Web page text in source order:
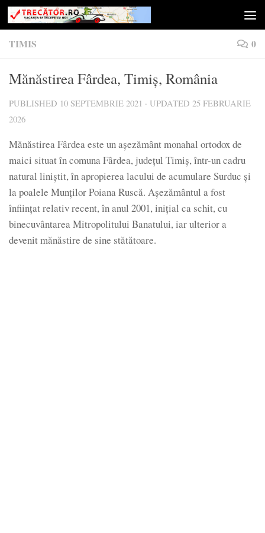
Skip to content
TIMIS 0
Mănăstirea Fârdea, Timiș, România
PUBLISHED 10 SEPTEMBRIE 2021 · UPDATED 25 FEBRUARIE
2026
Mănăstirea Fârdea este un așezământ monahal ortodox de
maici situat în comuna Fârdea, județul Timiș, într-un cadru
natural liniștit, în apropierea lacului de acumulare Surduc și
la poalele Munților Poiana Ruscă. Așezământul a fost
înființat relativ recent, în anul 2001, inițial ca schit, cu
binecuvântarea Mitropolitului Banatului, iar ulterior a
devenit mănăstire de sine stătătoare.